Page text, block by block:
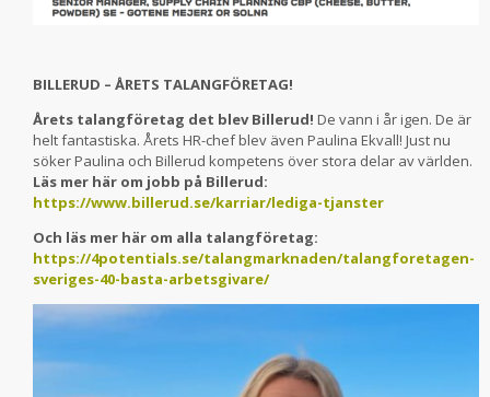
BILLERUD – ÅRETS TALANGFÖRETAG!
Årets talangföretag det blev Billerud! De vann i år igen. De är
helt fantastiska. Årets HR-chef blev även Paulina Ekvall! Just nu
söker Paulina och Billerud kompetens över stora delar av världen.
Läs mer här om jobb på Billerud:
https://www.billerud.se/karriar/lediga-tjanster
Och läs mer här om alla talangföretag:
https://4potentials.se/talangmarknaden/talangforetagen-
sveriges-40-basta-arbetsgivare/